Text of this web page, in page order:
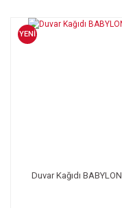
YENİ
Duvar Kağıdı BABYLON